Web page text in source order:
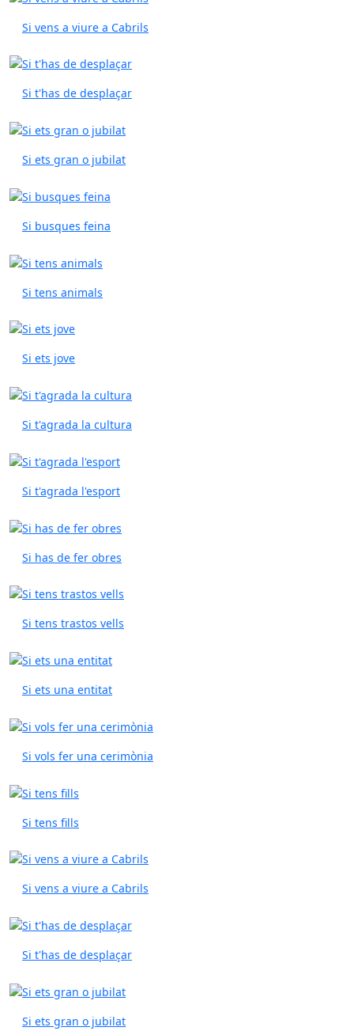
Si vens a viure a Cabrils
Si t'has de desplaçar
Si ets gran o jubilat
Si busques feina
Si tens animals
Si ets jove
Si t'agrada la cultura
Si t'agrada l'esport
Si has de fer obres
Si tens trastos vells
Si ets una entitat
Si vols fer una cerimònia
Si tens fills
Si vens a viure a Cabrils
Si t'has de desplaçar
Si ets gran o jubilat